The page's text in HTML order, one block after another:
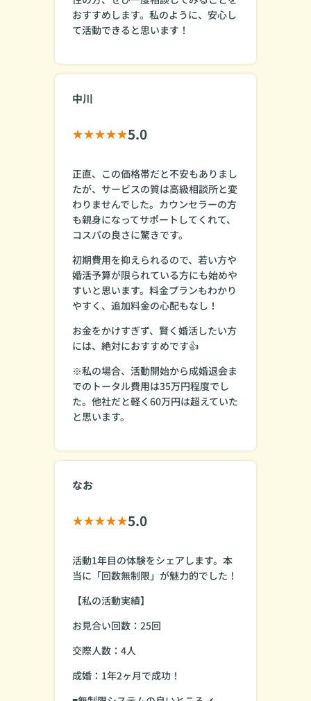
おすすめします。私のように、安心し
て活動できると思います！
中川
5.0
正直、この価格帯だと不安もありまし
たが、サービスの質は高級相談所と変
わりませんでした。カウンセラーの方
も親身になってサポートしてくれて、
コスパの良さに驚きです。
初期費用を抑えられるので、若い方や
婚活予算が限られている方にも始めや
すいと思います。料金プランもわかり
やすく、追加料金の心配もなし！
お金をかけすぎず、賢く婚活したい方
には、絶対におすすめです👍
※私の場合、活動開始から成婚退会ま
でのトータル費用は35万円程度でし
た。他社だと軽く60万円は超えていた
と思います。
なお
5.0
活動1年目の体験をシェアします。本
当に「回数無制限」が魅力的でした！
【私の活動実績】
お見合い回数：25回
交際人数：4人
成婚：1年2ヶ月で成功！